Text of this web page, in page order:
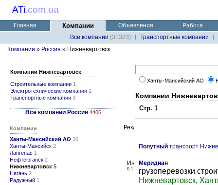
ATi.com.ua
Главная Компании Объявления
Работа
Все компании (31323)
Транспортные компании
Компании » Россия » Нижневартовск
Компании Нижневартовск
Строительные компании 1
Электротехнические компании 1
Транспортные компании 3
Все компании Россия 4406
Компании
Ханты-Мансийский АО 26
Ханты-Мансийск 2
Лангепас 1
Нефтеюганск 2
Нижневартовск 5
Нягань 2
Радужный 1
Ханты-Мансийский АО
Компании
Стр. 1
Попутный транспорт
0.1
Меридиан
грузоперевозки
Нижневартовск,